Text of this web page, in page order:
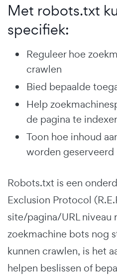
Met robots.txt
specifiek:
Reguleer hoe
crawlen
Bied bepaalde
Help
de pagina te
Toon hoe inhoud
worden geserveerd
Robots.txt is een
Exclusion Protocol
site/pagina/URL niveau
zoekmachine bots nog
kunnen crawlen, is het
helpen beslissen of